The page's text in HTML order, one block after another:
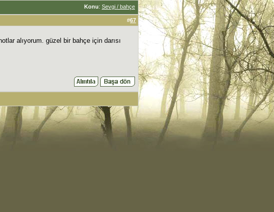
Konu: Sevgi / bahçe
#67
alıyorum. güzel bir bahçe için darısı